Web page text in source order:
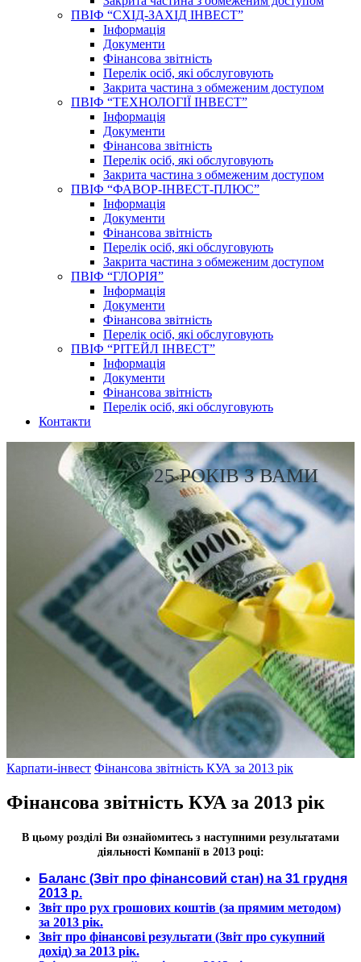
ПВІФ “СХІД-ЗАХІД ІНВЕСТ”
Інформація
Документи
Фінансова звітність
Перелік осіб, які обслуговують
Закрита частина з обмеженим доступом
ПВІФ “ТЕХНОЛОГІЇ ІНВЕСТ”
Інформація
Документи
Фінансова звітність
Перелік осіб, які обслуговують
Закрита частина з обмеженим доступом
ПВІФ “ФАВОР-ІНВЕСТ-ПЛЮС”
Інформація
Документи
Фінансова звітність
Перелік осіб, які обслуговують
Закрита частина з обмеженим доступом
ПВІФ “ГЛОРІЯ”
Інформація
Документи
Фінансова звітність
Перелік осіб, які обслуговують
ПВІФ “РІТЕЙЛ ІНВЕСТ”
Інформація
Документи
Фінансова звітність
Перелік осіб, які обслуговують
Контакти
25 РОКІВ З ВАМИ
Карпати-інвест Фінансова звітність КУА за 2013 рік
Фінансова звітність КУА за 2013 рік
В цьому розділі Ви ознайомитесь з наступними результатами
діяльності Компанії в 2013 році:
Баланс (Звіт про фінансовий стан) на 31 грудня
2013 р.
Звіт про рух грошових коштів (за прямим методом)
за 2013 рік.
Звіт про фінансові результати (Звіт про сукупний
дохід) за 2013 рік.